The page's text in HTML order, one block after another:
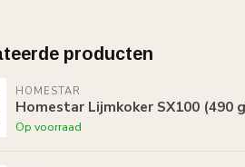
producten
HOMESTAR
Homestar Lijmkoker SX100 (490
Op voorraad